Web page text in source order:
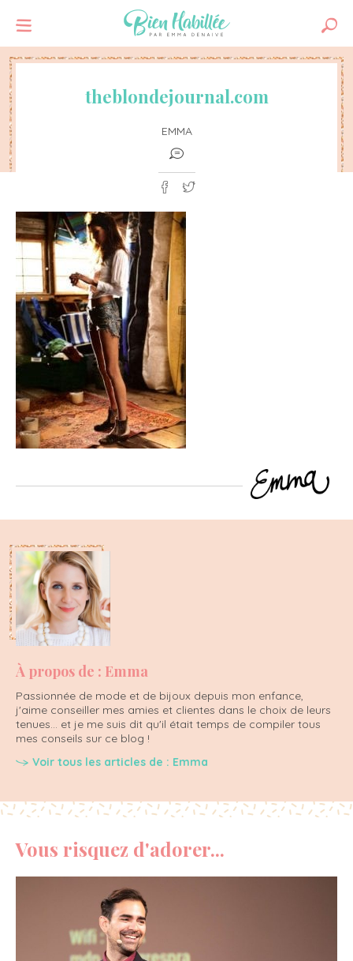
theblondejournal.com
EMMA
À propos de : Emma
Passionnée de mode et de bijoux depuis mon enfance,
j'aime conseiller mes amies et clientes dans le choix de leurs
tenues... et je me suis dit qu'il était temps de compiler tous
mes conseils sur ce blog !
Voir tous les articles de : Emma
Vous risquez d'adorer...